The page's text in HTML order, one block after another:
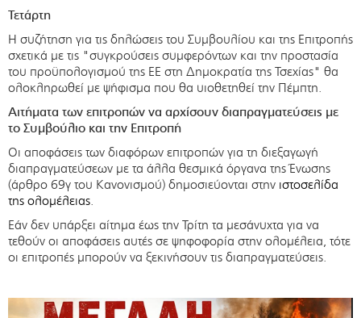
Τετάρτη
Η συζήτηση για τις δηλώσεις του Συμβουλίου και της Επιτροπής
σχετικά με τις "συγκρούσεις συμφερόντων και την προστασία
του προϋπολογισμού της ΕΕ στη Δημοκρατία της Τσεχίας" θα
ολοκληρωθεί με ψήφισμα που θα υιοθετηθεί την Πέμπτη.
Αιτήματα των επιτροπών να αρχίσουν διαπραγματεύσεις με
το Συμβούλιο και την Επιτροπή
Οι αποφάσεις των διαφόρων επιτροπών για τη διεξαγωγή
διαπραγματεύσεων με τα άλλα θεσμικά όργανα της Ένωσης
(άρθρο 69γ του Κανονισμού) δημοσιεύονται στην ιστοσελίδα
της ολομέλειας.
Εάν δεν υπάρξει αίτημα έως την Τρίτη τα μεσάνυχτα για να
τεθούν οι αποφάσεις αυτές σε ψηφοφορία στην ολομέλεια, τότε
οι επιτροπές μπορούν να ξεκινήσουν τις διαπραγματεύσεις.